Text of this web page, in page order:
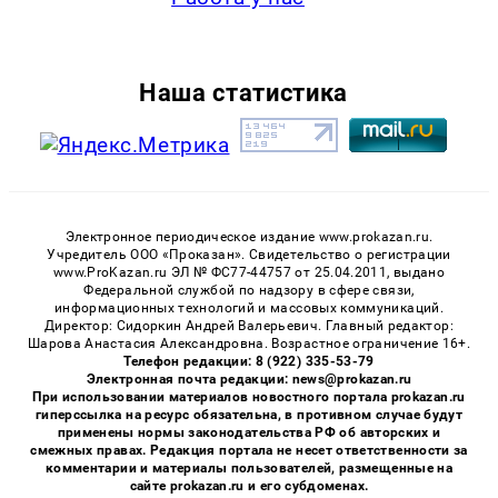
Наша статистика
Электронное периодическое издание www.prokazan.ru.
Учредитель ООО «Проказан». Cвидетельство о регистрации
www.ProKazan.ru ЭЛ № ФС77-44757 от 25.04.2011, выдано
Федеральной службой по надзору в сфере связи,
информационных технологий и массовых коммуникаций.
Директор: Сидоркин Андрей Валерьевич. Главный редактор:
Шарова Анастасия Александровна. Возрастное ограничение 16+.
Телефон редакции: 8 (922) 335-53-79
Электронная почта редакции: news@prokazan.ru
При использовании материалов новостного портала prokazan.ru
гиперссылка на ресурс обязательна, в противном случае будут
применены нормы законодательства РФ об авторских и
смежных правах. Редакция портала не несет ответственности за
комментарии и материалы пользователей, размещенные на
сайте prokazan.ru и его субдоменах.